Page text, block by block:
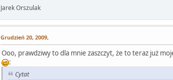
Jarek Orszulak
Grudzień 20, 2009,
Ooo, prawdziwy to dla mnie zaszczyt, że to teraz już
:
Cytat